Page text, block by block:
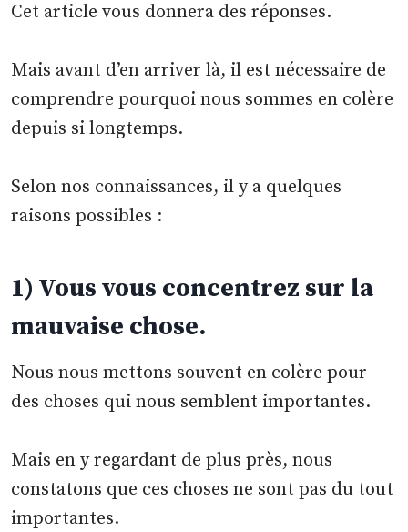
Cet article vous donnera des réponses.
Mais avant d’en arriver là, il est nécessaire de
comprendre pourquoi nous sommes en colère
depuis si longtemps.
Selon nos connaissances, il y a quelques
raisons possibles :
1) Vous vous concentrez sur la
mauvaise chose.
Nous nous mettons souvent en colère pour
des choses qui nous semblent importantes.
Mais en y regardant de plus près, nous
constatons que ces choses ne sont pas du tout
importantes.